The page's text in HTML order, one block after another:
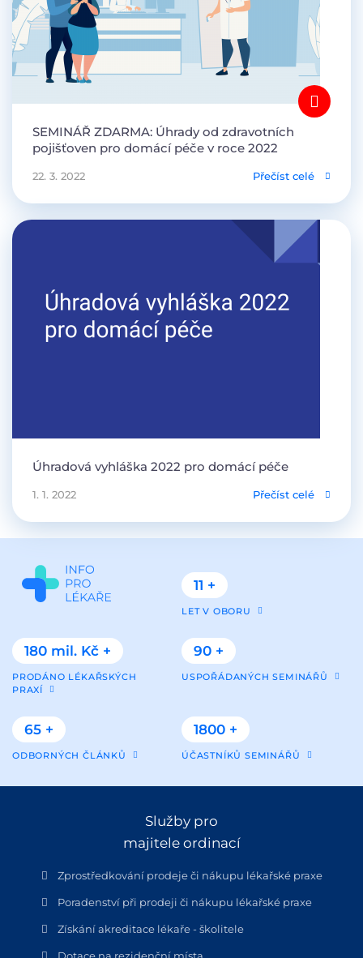
SEMINÁŘ ZDARMA: Úhrady od zdravotních
pojišťoven pro domácí péče v roce 2022
22. 3. 2022 Přečíst celé
Úhradová vyhláška 2022 pro domácí péče
1. 1. 2022 Přečíst celé
11 +
LET V OBORU
180 mil. Kč +
PRODÁNO LÉKAŘSKÝCH
PRAXÍ
90 +
USPOŘÁDANÝCH SEMINÁŘŮ
65 +
ODBORNÝCH ČLÁNKŮ
1800 +
ÚČASTNÍKŮ SEMINÁŘŮ
Služby pro
majitele ordinací
Zprostředkování prodeje či nákupu lékařské praxe
Poradenství při prodeji či nákupu lékařské praxe
Získání akreditace lékaře - školitele